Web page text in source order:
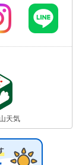
天気